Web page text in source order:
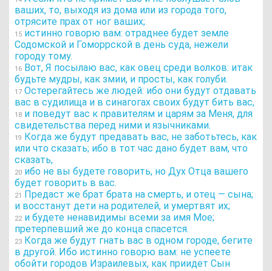
ваших, то, выходя из дома или из города того,
отрясите прах от ног ваших;
15 истинно говорю вам: отраднее будет земле
Содомской и Гоморрской в день суда, нежели
городу тому.
16 Вот, Я посылаю вас, как овец среди волков: итак
будьте мудры, как змии, и просты, как голуби.
17 Остерегайтесь же людей: ибо они будут отдавать
вас в судилища и в синагогах своих будут бить вас,
18 и поведут вас к правителям и царям за Меня, для
свидетельства перед ними и язычниками.
19 Когда же будут предавать вас, не заботьтесь, как
или что сказать; ибо в тот час дано будет вам, что
сказать,
20 ибо не вы будете говорить, но Дух Отца вашего
будет говорить в вас.
21 Предаст же брат брата на смерть, и отец — сына;
и восстанут дети на родителей, и умертвят их;
22и будете ненавидимы всеми за имя Мое;
претерпевший же до конца спасется.
23 Когда же будут гнать вас в одном городе, бегите
в другой. Ибо истинно говорю вам: не успеете
обойти городов Израилевых, как приидет Сын